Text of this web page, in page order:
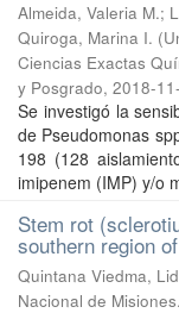
Almeida, Valeria M.;
Quiroga, Marina I. (
Ciencias Exactas
y Posgrado, 2018-
Se investigó la
de Pseudomonas
198 (128
imipenem (IMP) y/o
Stem rot
southern region
Quintana Viedma,
Nacional de